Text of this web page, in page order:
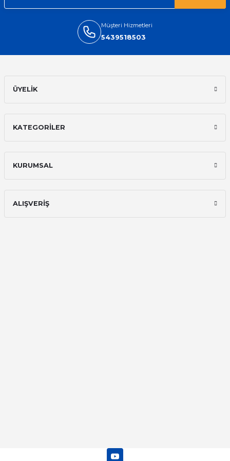
Müşteri Hizmetleri
5439518503
ÜYELİK
KATEGORİLER
KURUMSAL
ALIŞVERİŞ